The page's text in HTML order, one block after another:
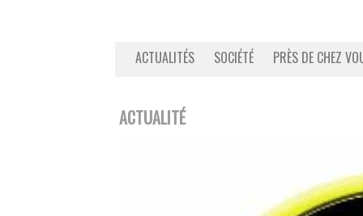
ACTUALITÉS SOCIÉTÉ PRÈS DE CHEZ
ACTUALITÉ